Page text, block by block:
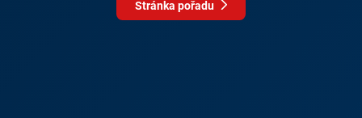
Stránka pořadu